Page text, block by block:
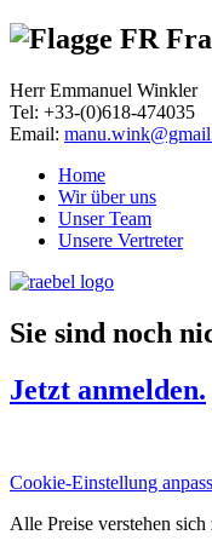
Herr Emmanuel Winkler
Tel: +33-(0)618-474035
Email:
Home
Wir über uns
Unser Team
Unsere Vertreter
Sie sind noch
Jetzt anmelden.
Cookie-Einstellung
Alle Preise verstehen